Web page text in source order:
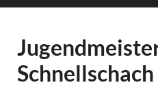
Schnellschach